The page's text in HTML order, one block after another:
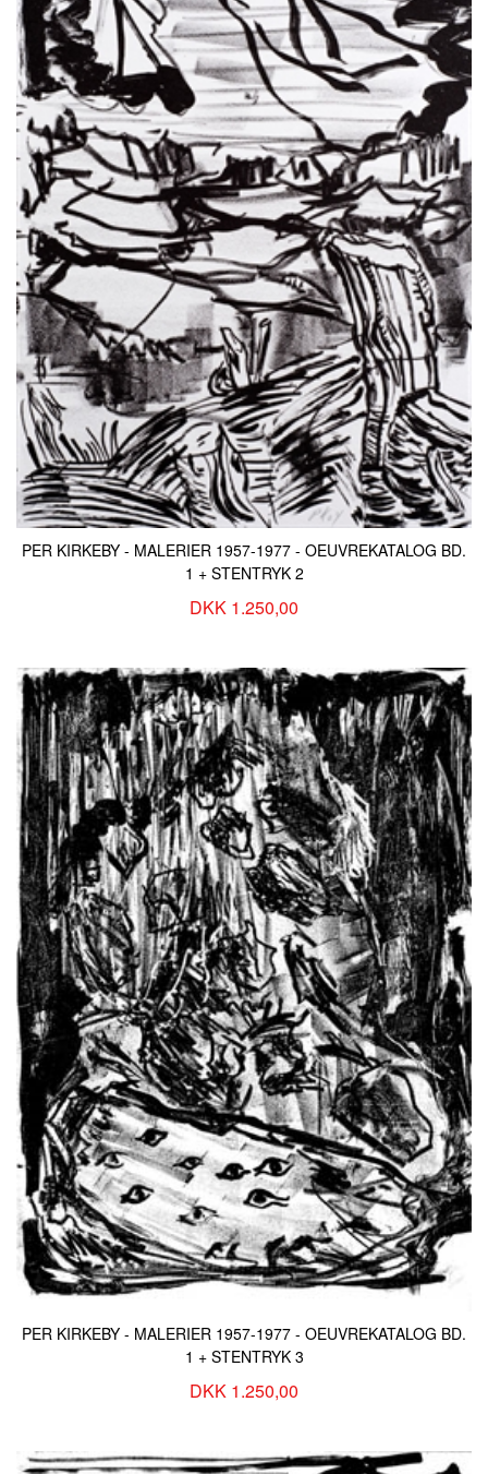
PER KIRKEBY - MALERIER 1957-1977 - OEUVREKATALOG BD.
1 + STENTRYK 2
DKK 1.250,00
PER KIRKEBY - MALERIER 1957-1977 - OEUVREKATALOG BD.
1 + STENTRYK 3
DKK 1.250,00